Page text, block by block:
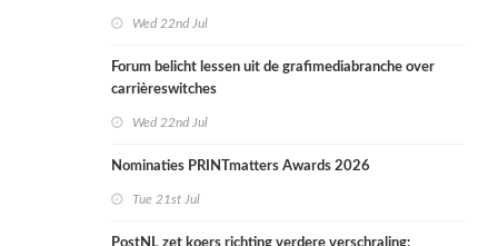
Wed 22nd Jul
Forum belicht lessen uit de grafimediabranche over
carrièreswitches
Wed 22nd Jul
Nominaties PRINTmatters Awards 2026
Tue 21st Jul